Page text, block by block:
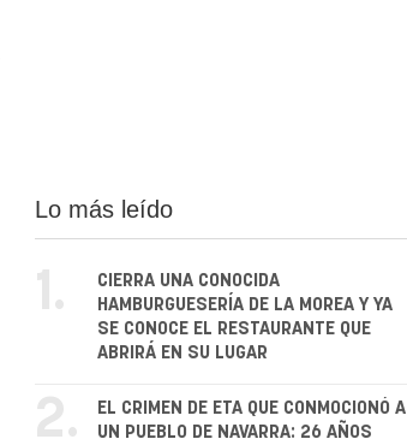
Lo más leído
1.
CIERRA UNA CONOCIDA
HAMBURGUESERÍA DE LA MOREA Y YA
SE CONOCE EL RESTAURANTE QUE
ABRIRÁ EN SU LUGAR
2.
EL CRIMEN DE ETA QUE CONMOCIONÓ A
UN PUEBLO DE NAVARRA: 26 AÑOS